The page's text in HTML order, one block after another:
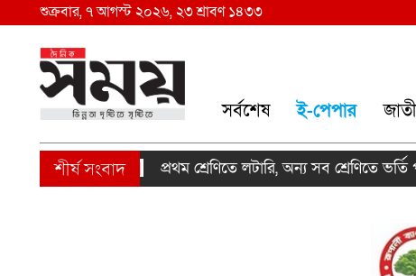
শুক্রবার, ৭ আগস্ট ২০২৬, ২৩ শ্রাবণ ১৪৩৩
সর্বশেষ ই-পেপার
প্রথম শ্রেণিতে লটারি, অন্য সব শ্রেণিতে ভর্তি